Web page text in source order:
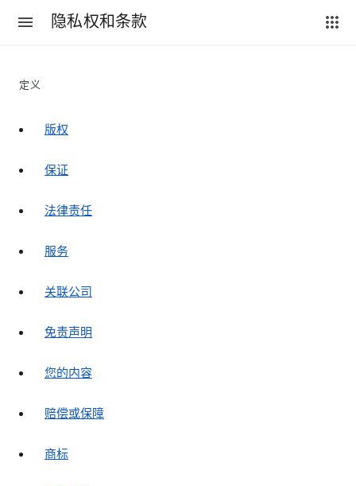
隐私权和条款
定义
版权
保证
法律责任
服务
关联公司
免责声明
您的内容
赔偿或保障
商标